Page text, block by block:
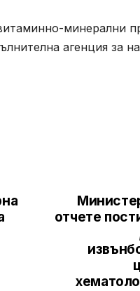
минерални
агенция за
отчете